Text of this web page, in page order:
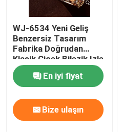
Göz Sağlığı Takviyeleri
Çiğnenebilir Softgels
Balık Yağı Takviyeleri
WJ-6534 Yeni Geliş
Benzersiz Tasarım
Fabrika Doğrudan
Klasik Çiçek Bilezik Izle
En iyi fiyat
Bize ulaşın